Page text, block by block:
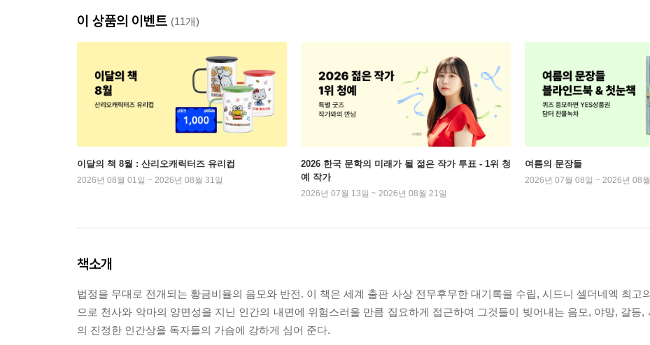
이 상품의 이벤트 (11개)
이달의 책 8월 : 산리오캐릭터즈 유리컵
2026년 08월 01일 ~ 2026년 08월 31일
2026 한국 문학의 미래가 될 젊은 작가 투표 - 1위 청
예 작가
2026년 07월 13일 ~ 2026년 08월 21일
여름의 문장들
2026년 07월 08일 ~ 2026년 08
책소개
법정을 무대로 전개되는 황금비율의 음모와 반전. 이 책은 세계 출판 사상 전무후무한 대기록을 수립, 시드니 셀더네엑 최고
으로 천사와 악마의 양면성을 지닌 인간의 내면에 위험스러울 만큼 집요하게 접근하여 그것들이 빚어내는 음모, 야망, 갈등,
의 진정한 인간상을 독자들의 가슴에 강하게 심어 준다.